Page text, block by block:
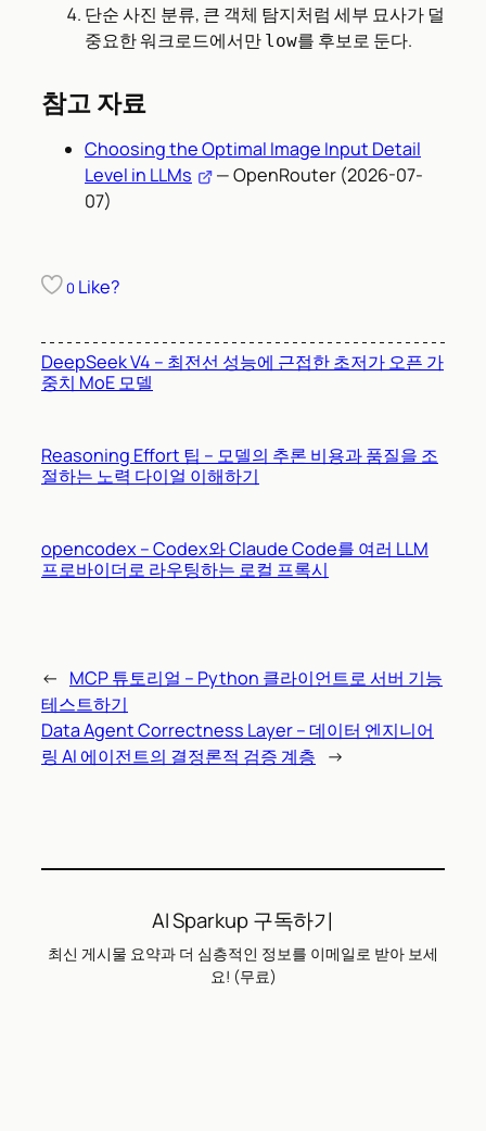
단순 사진 분류, 큰 객체 탐지처럼 세부 묘사가 덜
중요한 워크로드에서만 low를 후보로 둔다.
참고 자료
Choosing the Optimal Image Input Detail
Level in LLMs
— OpenRouter (2026-07-
07)
0 Like?
DeepSeek V4 – 최전선 성능에 근접한 초저가 오픈 가
중치 MoE 모델
Reasoning Effort 팁 – 모델의 추론 비용과 품질을 조
절하는 노력 다이얼 이해하기
opencodex – Codex와 Claude Code를 여러 LLM
프로바이더로 라우팅하는 로컬 프록시
← MCP 튜토리얼 – Python 클라이언트로 서버 기능
테스트하기
Data Agent Correctness Layer – 데이터 엔지니어
링 AI 에이전트의 결정론적 검증 계층 →
AI Sparkup 구독하기
최신 게시물 요약과 더 심층적인 정보를 이메일로 받아 보세
요! (무료)